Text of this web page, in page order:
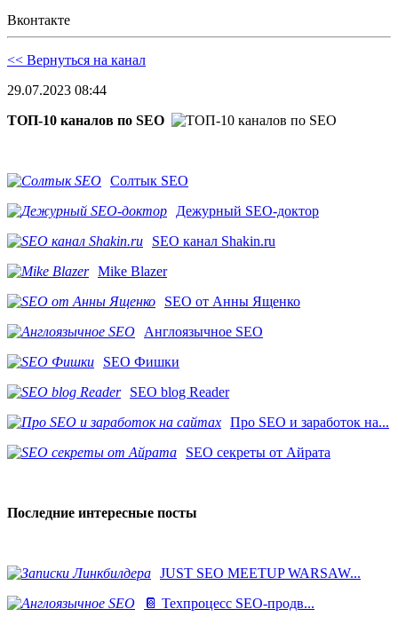
Вконтакте
<< Вернуться на канал
29.07.2023 08:44
ТОП-10 каналов по SEO
Солтык SEO
Дежурный SEO-доктор
SEO канал Shakin.ru
Mike Blazer
SEO от Анны Ященко
Англоязычное SEO
SEO Фишки
SEO blog Reader
Про SEO и заработок на...
SEO секреты от Айрата
Последние интересные посты
JUST SEO MEETUP WARSAW...
📔 Техпроцесс SEO-продв...